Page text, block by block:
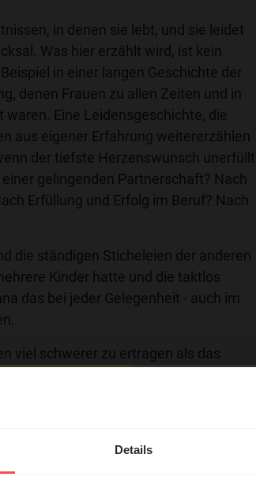
Details
in denen sie lebt, und sie leidet
Was hier erzählt wird, ist kein
in einer langen Geschichte der
denen Frauen zu allen Zeiten und in
Eine Leidensgeschichte, die
aus eigener Erfahrung weitererzählen
der tiefste Herzenswunsch unerfüllt
gelingenden Partnerschaft? Nach
Erfüllung und Erfolg im Beruf? Nach
die ständigen Sticheleien der anderen
Kinder hatte und die taktlos
das bei jeder Gelegenheit - auch im
viel schwerer zu ertragen als das
verwandelt haben. Heute haben es
oder alleinerziehende Mütter schnell
Hörerinnen
Gott ...